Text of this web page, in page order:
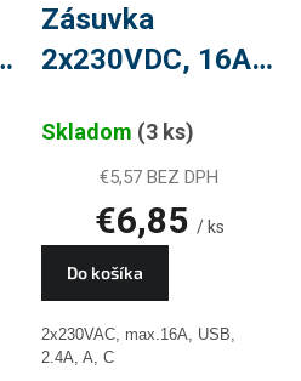
Zásuvka
2x230VDC, 16A,
33484
Skladom (3 ks)
€5,57 BEZ DPH
€6,85 / ks
Do košíka
2x230VAC, max.16A, USB,
2.4A, A, C